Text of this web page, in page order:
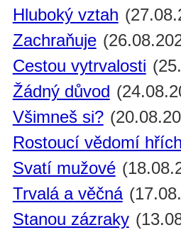
Hluboký vztah
Zachraňuje
Cestou vytrvalosti
Žádný důvod
Všimneš si?
Rostoucí vědomí
Svatí mužové
Trvalá a věčná
Stanou zázraky